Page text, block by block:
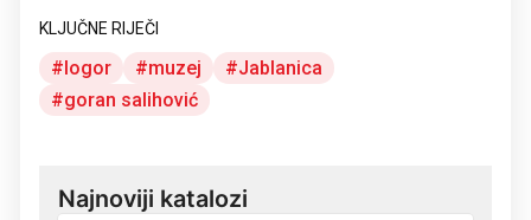
KLJUČNE RIJEČI
logor muzej
Jablanica
goran salihović